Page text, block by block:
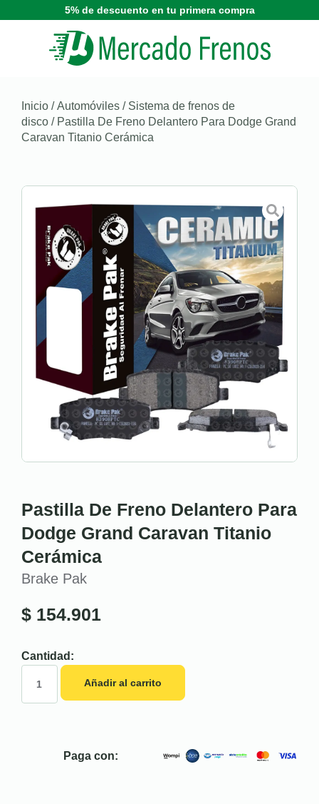
5% de descuento en tu primera compra
Inicio /Automóviles / Sistema de frenos de
disco / Pastilla De Freno Delantero Para Dodge Grand
Caravan Titanio Cerámica
Pastilla De Freno Delantero Para
Dodge Grand Caravan Titanio
Cerámica
Brake Pak
$ 154.901
Cantidad:
Añadir al carrito
Paga con: